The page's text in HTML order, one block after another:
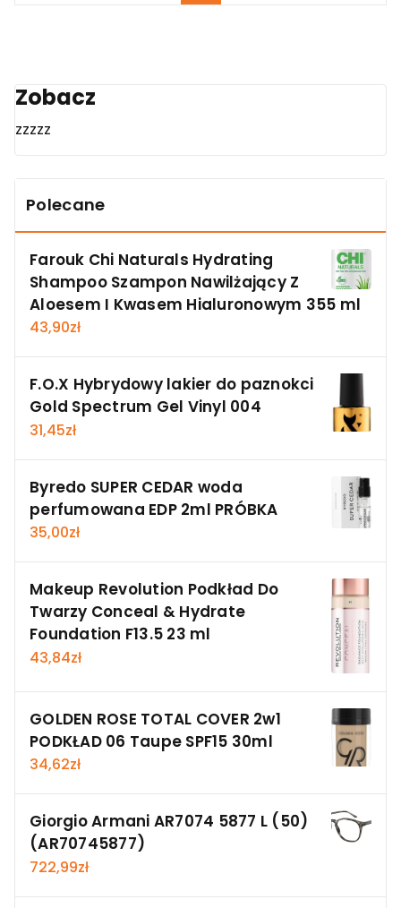
Zobacz
zzzzz
Polecane
Farouk Chi Naturals Hydrating
Shampoo Szampon Nawilżający Z
Aloesem I Kwasem Hialuronowym 355 ml
43,90zł
F.O.X Hybrydowy lakier do paznokci
Gold Spectrum Gel Vinyl 004
31,45zł
Byredo SUPER CEDAR woda
perfumowana EDP 2ml PRÓBKA
35,00zł
Makeup Revolution Podkład Do
Twarzy Conceal & Hydrate
Foundation F13.5 23 ml
43,84zł
GOLDEN ROSE TOTAL COVER 2w1
PODKŁAD 06 Taupe SPF15 30ml
34,62zł
Giorgio Armani AR7074 5877 L (50)
(AR70745877)
722,99zł